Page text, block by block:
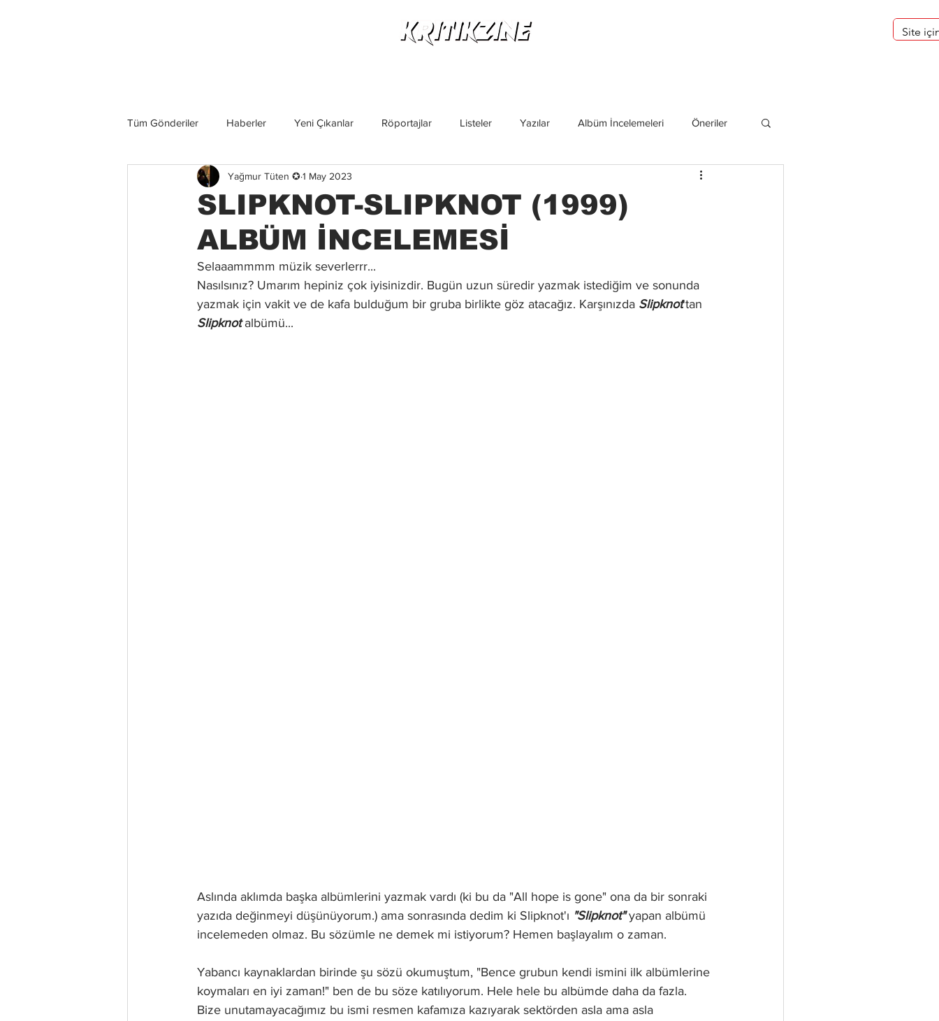
Tüm Gönderiler Haberler Yeni Çıkanlar Röportajlar Listeler Yazılar Albüm İncelemeleri Öneriler
Grup İncelemeleri Konserler İncelemeler
SLIPKNOT-SLIPKNOT (1999)
ALBÜM İNCELEMESİ
Yağmur Tüten ✪ 1 May 2023
Selaaammmm müzik severlerrr...
Nasılsınız? Umarım hepiniz çok iyisinizdir. Bugün uzun süredir yazmak istediğim ve sonunda
yazmak için vakit ve de kafa bulduğum bir gruba birlikte göz atacağız. Karşınızda Slipknot'tan
Slipknot albümü...
Aslında aklımda başka albümlerini yazmak vardı (ki bu da "All hope is gone" ona da bir sonraki
yazıda değinmeyi düşünüyorum.) ama sonrasında dedim ki Slipknot'ı "Slipknot" yapan albümü
incelemeden olmaz. Bu sözümle ne demek mi istiyorum? Hemen başlayalım o zaman.
Yabancı kaynaklardan birinde şu sözü okumuştum, "Bence grubun kendi ismini ilk albümlerine
koymaları en iyi zaman!" ben de bu söze katılıyorum. Hele hele bu albümde daha da fazla.
Bize unutamayacağımız bu ismi resmen kafamıza kazıyarak sektörden asla ama asla